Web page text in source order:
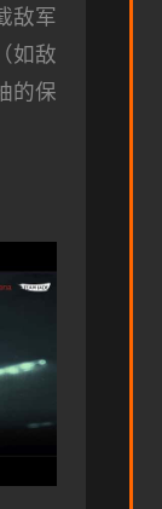
敌军
如敌
的保